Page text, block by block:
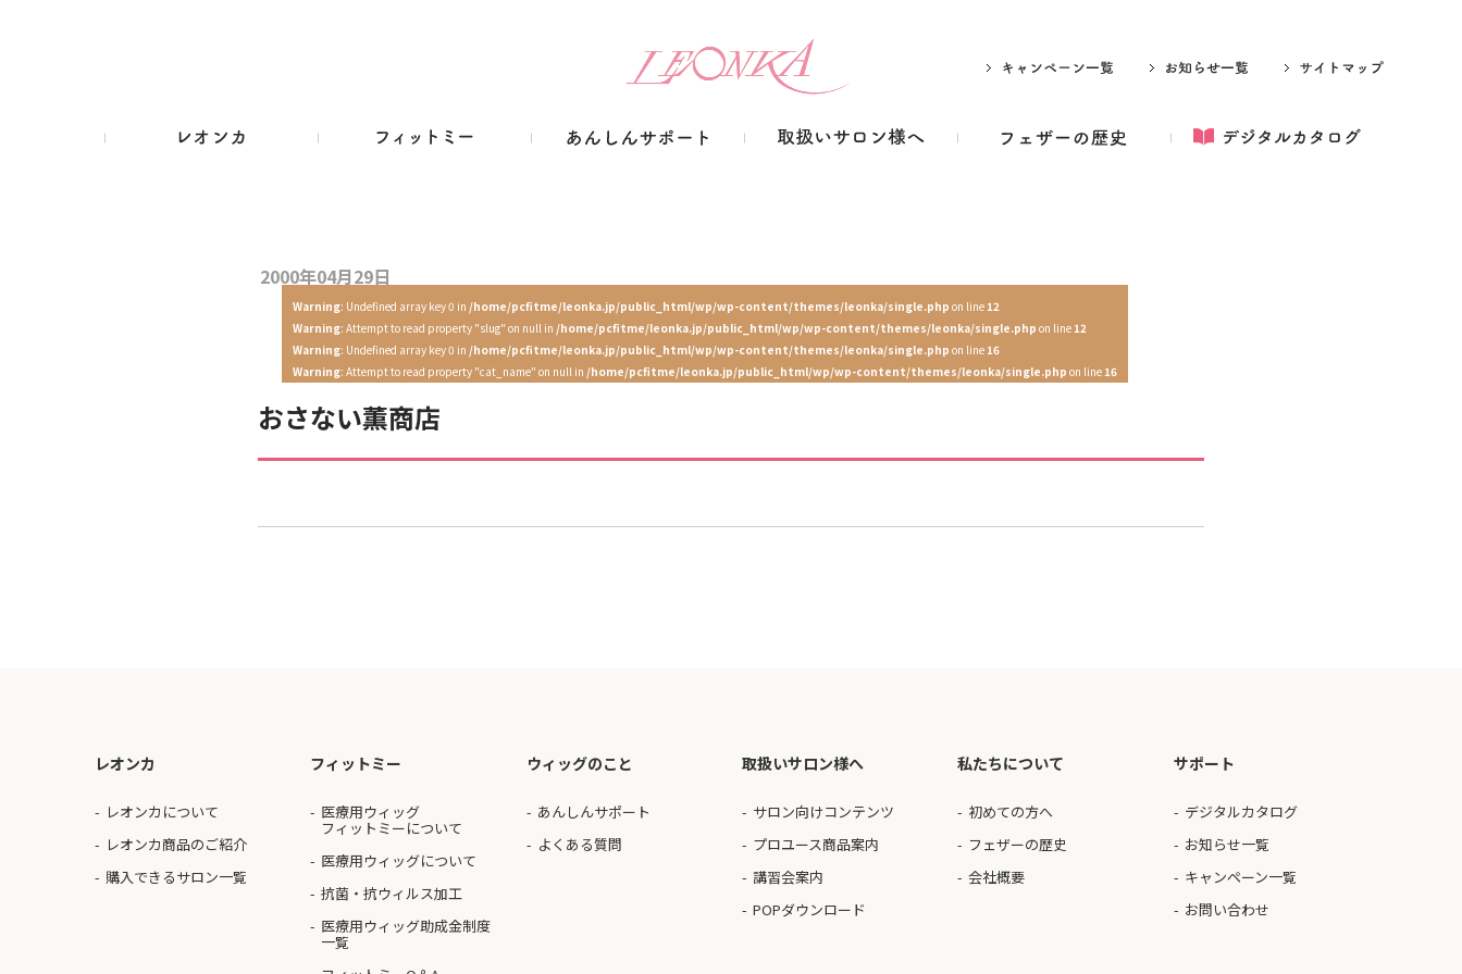
2000年04月29日
Warning: Undefined array key 0 in /home/pcfitme/leonka.jp/public_html/wp/wp-content/themes/leonka/single.php on line12
Warning: Attempt to read property "slug" on null in /home/pcfitme/leonka.jp/public_html/wp/wp-content/themes/leonka/single.php on line12
Warning: Undefined array key 0 in /home/pcfitme/leonka.jp/public_html/wp/wp-content/themes/leonka/single.php on line16
Warning: Attempt to read property "cat_name" on null in /home/pcfitme/leonka.jp/public_html/wp/wp-content/themes/leonka/single.php on line16
おさない薫商店
レオンカ
レオンカについて
レオンカ商品のご紹介
購入できるサロン一覧
フィットミー
医療用ウィッグ
フィットミーについて
医療用ウィッグについて
抗菌・抗ウィルス加工
医療用ウィッグ助成金制度
一覧
ウィッグのこと
あんしんサポート
よくある質問
取扱いサロン様へ
サロン向けコンテンツ
プロユース商品案内
講習会案内
POPダウンロード
私たちについて
初めての方へ
フェザーの歴史
会社概要
サポート
デジタルカタログ
お知らせ一覧
キャンペーン一覧
お問い合わせ